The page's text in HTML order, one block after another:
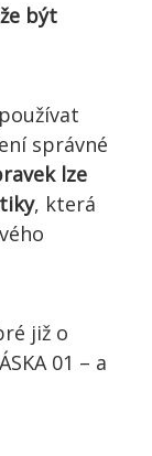
být
správné
lze
, která
již o
01 – a